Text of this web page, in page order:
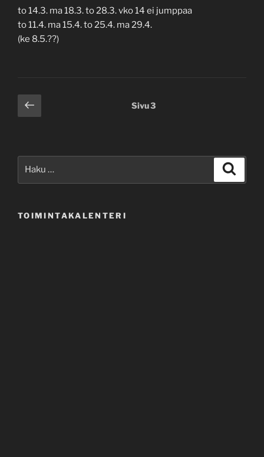
to 14.3. ma 18.3. to 28.3. vko 14 ei jumppaa
to 11.4. ma 15.4. to 25.4. ma 29.4.
(ke 8.5.??)
Artikkelien
sivutus
Edellinen
sivu
Sivu3
TOIMINTAKALENTERI